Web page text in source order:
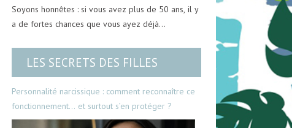
?
Soyons honnêtes : si vous avez plus de 50 ans, il y
a de fortes chances que vous ayez déjà…
LES SECRETS DES FILLES
Personnalité narcissique : comment reconnaître ce
fonctionnement… et surtout s’en protéger ?